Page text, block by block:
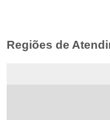
Regiões de